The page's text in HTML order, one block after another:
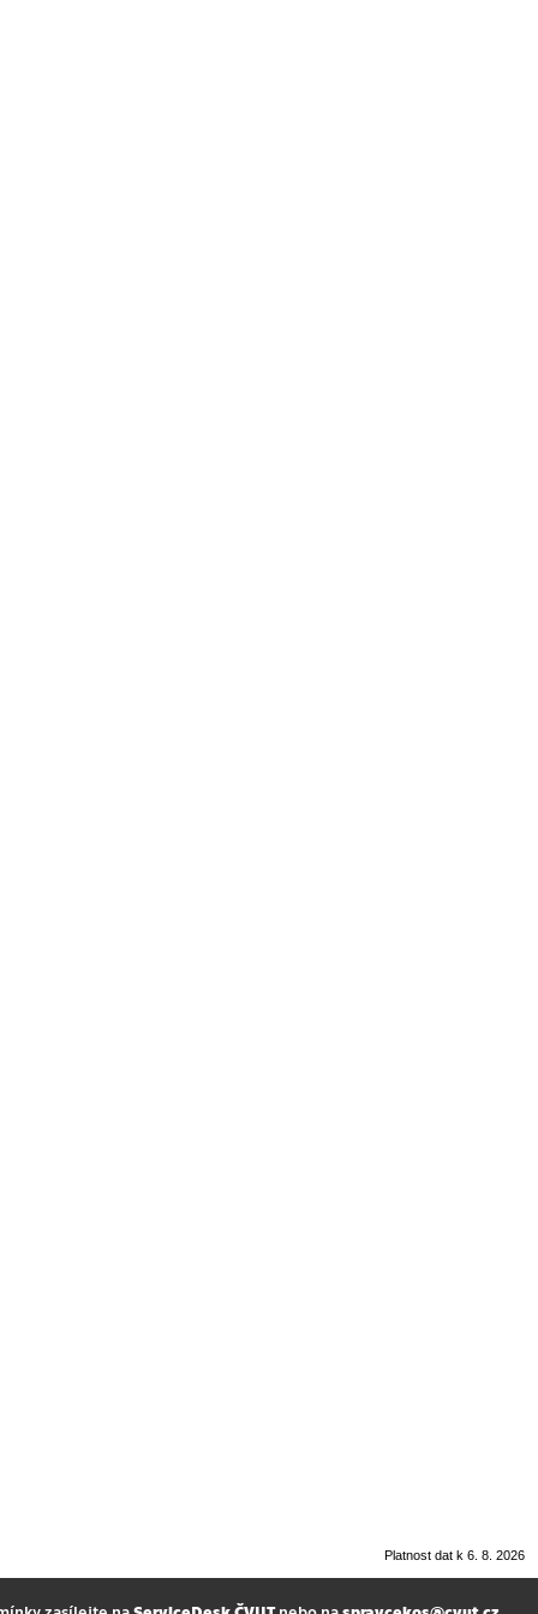
Platnost dat k 6. 8. 2026